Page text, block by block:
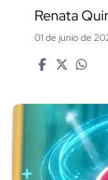
Renata
01 de junio de